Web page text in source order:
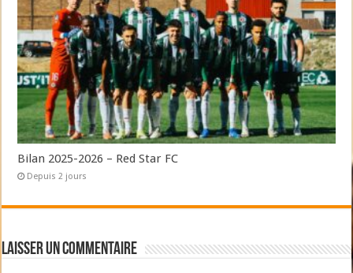
Bilan 2025-2026 – Red Star FC
Depuis 2 jours
Laisser un commentaire